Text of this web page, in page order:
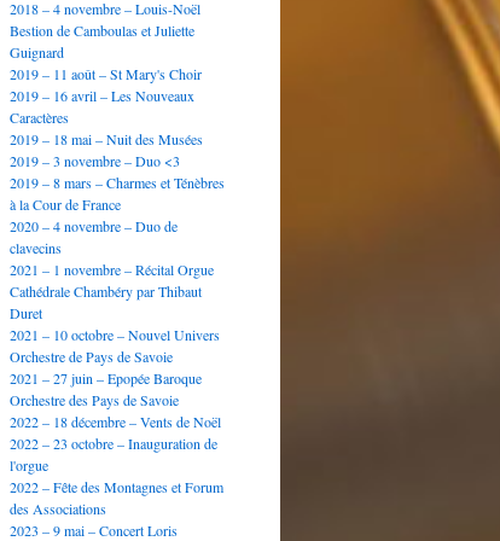
2018 – 4 novembre – Louis-Noël
Bestion de Camboulas et Juliette
Guignard
2019 – 11 août – St Mary's Choir
2019 – 16 avril – Les Nouveaux
Caractères
2019 – 18 mai – Nuit des Musées
2019 – 3 novembre – Duo <3
2019 – 8 mars – Charmes et Ténèbres
à la Cour de France
2020 – 4 novembre – Duo de
clavecins
2021 – 1 novembre – Récital Orgue
Cathédrale Chambéry par Thibaut
Duret
2021 – 10 octobre – Nouvel Univers
Orchestre de Pays de Savoie
2021 – 27 juin – Epopée Baroque
Orchestre des Pays de Savoie
2022 – 18 décembre – Vents de Noël
2022 – 23 octobre – Inauguration de
l'orgue
2022 – Fête des Montagnes et Forum
des Associations
2023 – 9 mai – Concert Loris